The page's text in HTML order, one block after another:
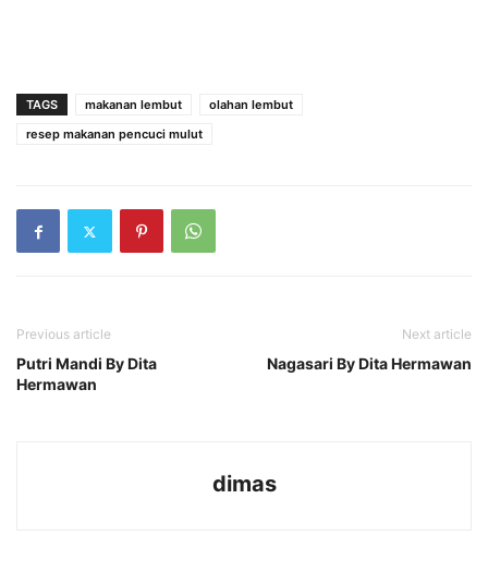
TAGS makanan lembut
olahan lembut
resep makanan pencuci mulut
Previous article
Putri Mandi By Dita
Hermawan
Next article
Nagasari By Dita Hermawan
dimas